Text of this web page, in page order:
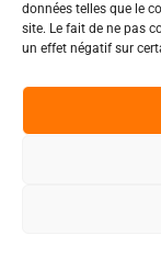
données telles que le
site. Le fait de ne pas
un effet négatif sur
Nos évènements
Nous contacter